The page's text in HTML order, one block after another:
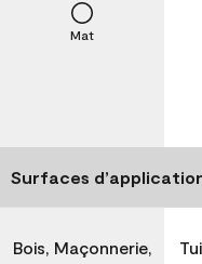
Mat
Surfaces
Bois, Maçonnerie,